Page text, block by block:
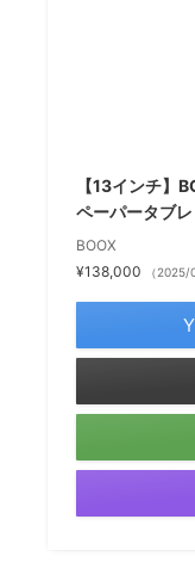
【13インチ】
ペーパータブ
BOOX
¥138,000
（